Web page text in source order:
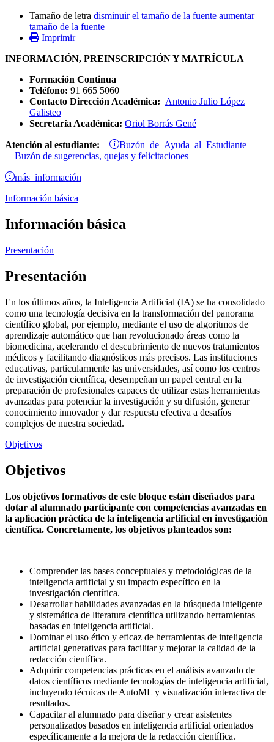
Tamaño de letra disminuir el tamaño de la fuente aumentar
tamaño de la fuente
Imprimir
INFORMACIÓN, PREINSCRIPCIÓN Y MATRÍCULA
Formación Continua
Teléfono: 91 665 5060
Contacto Dirección Académica: Antonio Julio López
Galisteo
Secretaría Académica: Oriol Borrás Gené
Atención al estudiante: Buzón de Ayuda al Estudiante
Buzón de sugerencias, quejas y felicitaciones
más información
Información básica
Información básica
Presentación
Presentación
En los últimos años, la Inteligencia Artificial (IA) se ha consolidado
como una tecnología decisiva en la transformación del panorama
científico global, por ejemplo, mediante el uso de algoritmos de
aprendizaje automático que han revolucionado áreas como la
biomedicina, acelerando el descubrimiento de nuevos tratamientos
médicos y facilitando diagnósticos más precisos. Las instituciones
educativas, particularmente las universidades, así como los centros
de investigación científica, desempeñan un papel central en la
preparación de profesionales capaces de utilizar estas herramientas
avanzadas para potenciar la investigación y su difusión, generar
conocimiento innovador y dar respuesta efectiva a desafíos
complejos de nuestra sociedad.
Objetivos
Objetivos
Los objetivos formativos de este bloque están diseñados para
dotar al alumnado participante con competencias avanzadas en
la aplicación práctica de la inteligencia artificial en investigación
científica. Concretamente, los objetivos planteados son:
Comprender las bases conceptuales y metodológicas de la
inteligencia artificial y su impacto específico en la
investigación científica.
Desarrollar habilidades avanzadas en la búsqueda inteligente
y sistemática de literatura científica utilizando herramientas
basadas en inteligencia artificial.
Dominar el uso ético y eficaz de herramientas de inteligencia
artificial generativas para facilitar y mejorar la calidad de la
redacción científica.
Adquirir competencias prácticas en el análisis avanzado de
datos científicos mediante tecnologías de inteligencia artificial,
incluyendo técnicas de AutoML y visualización interactiva de
resultados.
Capacitar al alumnado para diseñar y crear asistentes
personalizados basados en inteligencia artificial orientados
específicamente a la mejora de la redacción científica.